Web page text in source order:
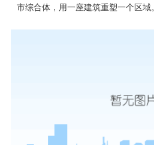
市综合体，用一座建筑重塑一个区域。